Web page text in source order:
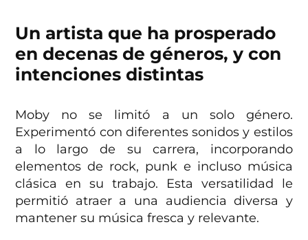
Un artista que ha prosperado
en decenas de géneros, y con
intenciones distintas
Moby no se limitó a un solo género.
Experimentó con diferentes sonidos y estilos
a lo largo de su carrera, incorporando
elementos de rock, punk e incluso música
clásica en su trabajo. Esta versatilidad le
permitió atraer a una audiencia diversa y
mantener su música fresca y relevante.